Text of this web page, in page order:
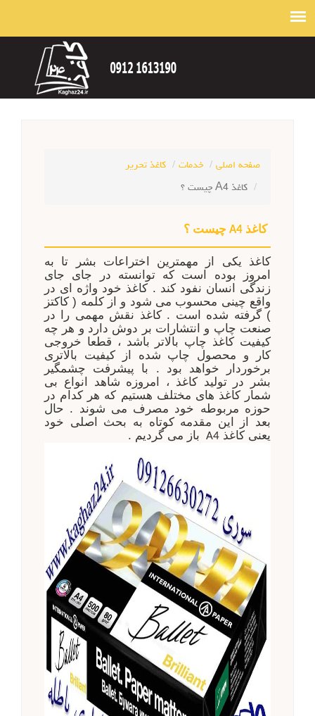
صفحه اصلی خدمات
کاغذ تحریر
کاغذ A4 چیست ؟
کاغذ A4 چیست ؟
کاغذ یکی از مهمترین اختراعات بشر تا به
امروز بوده است که توانسته در جای جای
زندگی انسان نفود کند . کاغذ خود واژه ای در
واقع چینی محسوب می شود و از کلمه ( کاکتز
) گرفته شده است . کاغذ نقش مهمی را در
صنعت چاپ و انتشارات بر دوش دارد و هر چه
کیفیت کاغذ چاپ بالاتر باشد ، قطعا خروجی
کار و محصول چاپ شده از کیفیت بالاتری
برخوردار خواهد بود . با پیشرفت چشمگیر
بشر در تولید کاغذ ، امروزه شاهد انواع بی
شمار کاغذ های مختلف هستیم که هر کدام در
حوزه مربوطه خود مصرف می شوند . حال
بعد از این مقدمه کوتاه به بحث اصلی خود
یعنی کاغذ A4 باز می گردیم .